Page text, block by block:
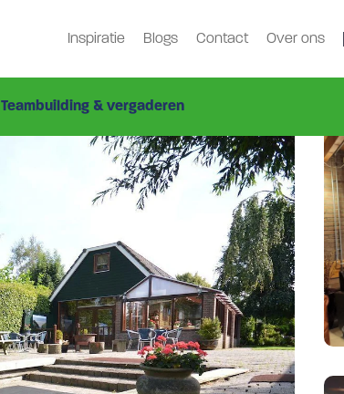
Inspiratie Blogs Contact Over ons
Teambuilding & vergaderen